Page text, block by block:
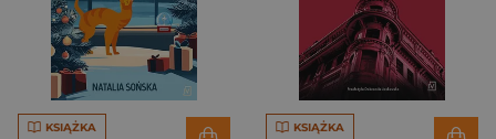
KSIĄŻKA KSIĄŻKA